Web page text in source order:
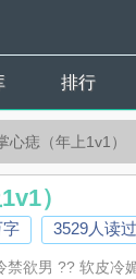
排行
心痣（年上1v1）
）
字 3529人读过
禁欲男 ?? 软皮冷